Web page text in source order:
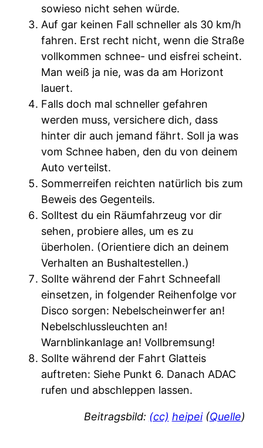
sowieso nicht sehen würde.
Auf gar keinen Fall schneller als 30 km/h
fahren. Erst recht nicht, wenn die Straße
vollkommen schnee- und eisfrei scheint.
Man weiß ja nie, was da am Horizont
lauert.
Falls doch mal schneller gefahren
werden muss, versichere dich, dass
hinter dir auch jemand fährt. Soll ja was
vom Schnee haben, den du von deinem
Auto verteilst.
Sommerreifen reichten natürlich bis zum
Beweis des Gegenteils.
Solltest du ein Räumfahrzeug vor dir
sehen, probiere alles, um es zu
überholen. (Orientiere dich an deinem
Verhalten an Bushaltestellen.)
Sollte während der Fahrt Schneefall
einsetzen, in folgender Reihenfolge vor
Disco sorgen: Nebelscheinwerfer an!
Nebelschlussleuchten an!
Warnblinkanlage an! Vollbremsung!
Sollte während der Fahrt Glatteis
auftreten: Siehe Punkt 6. Danach ADAC
rufen und abschleppen lassen.
Beitragsbild: (cc) heipei(Quelle)